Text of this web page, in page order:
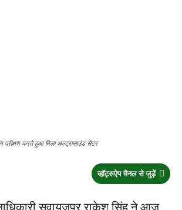
परीक्षण करते हुआ मिला अल्ट्रासाउंड सेंटर
व्हॉट्सऐप चैनल से जुड़ें
सवायजपुर राकेश सिंह ने आज